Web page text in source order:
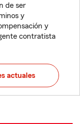
de ser
y
y
contratista
actuales